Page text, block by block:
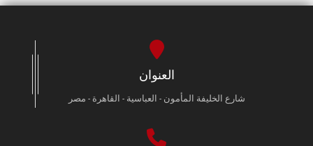
العنوان
شارع الخليفة المأمون - العباسية - القاهرة - مصر